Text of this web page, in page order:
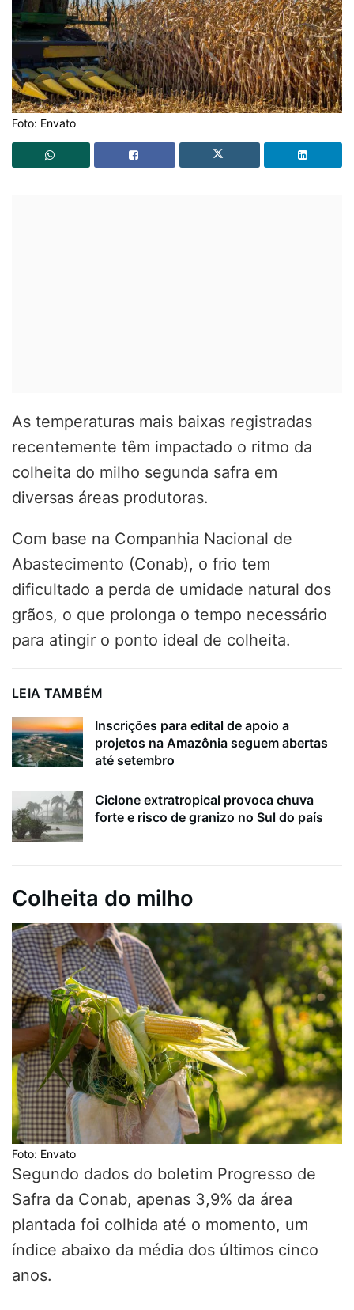
Foto: Envato
As temperaturas mais baixas registradas
recentemente têm impactado o ritmo da
colheita do milho segunda safra em
diversas áreas produtoras.
Com base na Companhia Nacional de
Abastecimento (Conab), o frio tem
dificultado a perda de umidade natural dos
grãos, o que prolonga o tempo necessário
para atingir o ponto ideal de colheita.
LEIA TAMBÉM
Inscrições para edital de apoio a
projetos na Amazônia seguem abertas
até setembro
Ciclone extratropical provoca chuva
forte e risco de granizo no Sul do país
Colheita do milho
Foto: Envato
Segundo dados do boletim Progresso de
Safra da Conab, apenas 3,9% da área
plantada foi colhida até o momento, um
índice abaixo da média dos últimos cinco
anos.